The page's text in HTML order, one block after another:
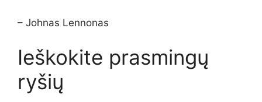
– Johnas Lennonas
Ieškokite prasmingų
ryšių